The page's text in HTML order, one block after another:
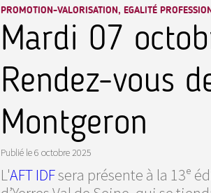
PROMOTION-VALORISATION, EGALITÉ
Mardi 07
Rendez-vous
Montgeron
Publié le6 octobre 2025
L'AFT IDFsera présente à la 13ᵉ